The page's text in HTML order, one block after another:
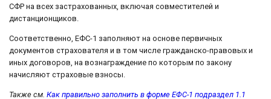
СФР на всех застрахованных, включая совместителей и
дистанционщиков.
Соответственно, ЕФС-1 заполняют на основе первичных
документов страхователя и в том числе гражданско-правовых и
иных договоров, на вознаграждение по которым по закону
начисляют страховые взносы.
Также см. Как правильно заполнить в форме ЕФС-1 подраздел 1.1